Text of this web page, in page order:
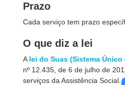
Prazo
Cada serviço tem prazo
O que diz a lei
A lei do Suas (Sistema
nº 12.435, de 6 de julho de
serviços da Assistência Social.